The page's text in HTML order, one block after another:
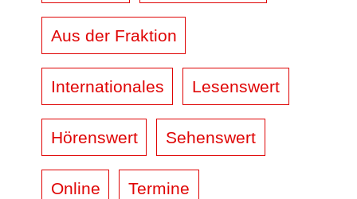
Aus der Fraktion
Internationales Lesenswert
Hörenswert Sehenswert
Online Termine